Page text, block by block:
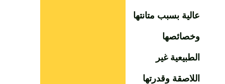
عالية بسبب متانتها
وخصائصها
الطبيعية غير
اللاصقة وقدرتها